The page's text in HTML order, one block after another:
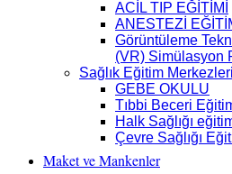
ACİL TIP EĞİTİMİ
ANESTEZİ
Görüntüleme
(VR) Simülasyon
Sağlık Eğitim Merkezleri
GEBE OKULU
Tıbbi Beceri
Halk Sağlığı
Çevre Sağlığı
Maket ve Mankenler